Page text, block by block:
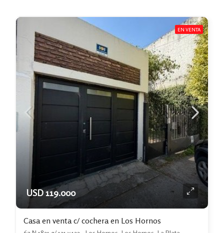
EN VENTA
USD 119.000
Casa en venta c/ cochera en Los Hornos